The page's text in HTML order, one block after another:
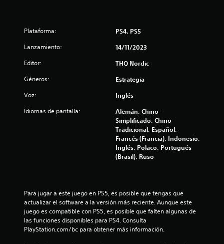
c
o
s
t
Plataforma: PS4, PS5
Lanzamiento: 14/11/2023
Editor: THQ Nordic
Géneros: Estrategia
Voz: Inglés
Idiomas de pantalla:
Alemán, Chino -
Simplificado, Chino -
Tradicional, Español,
Francés (Francia), Indonesio,
Inglés, Polaco, Portugués
(Brasil), Ruso
Para jugar a este juego en PS5, es posible que tengas que
actualizar el software a la versión más reciente. Aunque este
juego es compatible con PS5, es posible que falten algunas de
las funciones disponibles para PS4. Consulta
PlayStation.com/bc para obtener más información.